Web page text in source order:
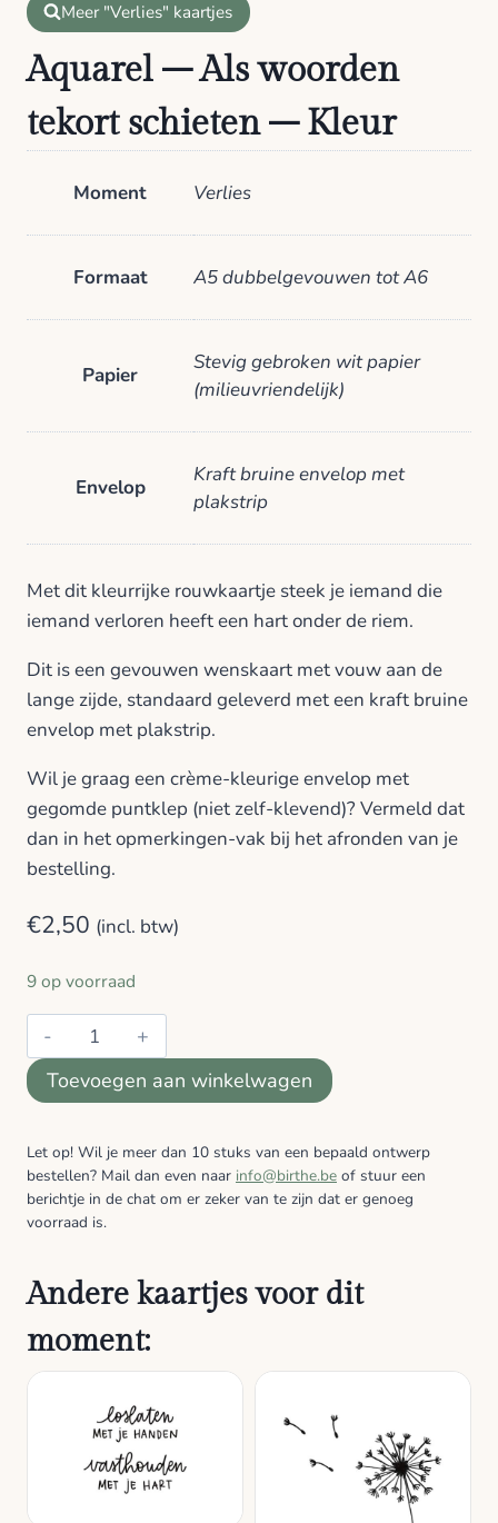
Meer "Verlies" kaartjes
Aquarel – Als woorden
tekort schieten – Kleur
Moment Verlies
Formaat A5 dubbelgevouwen tot A6
Papier
Stevig gebroken wit papier
(milieuvriendelijk)
Envelop
Kraft bruine envelop met
plakstrip
Met dit kleurrijke rouwkaartje steek je iemand die
iemand verloren heeft een hart onder de riem.
Dit is een gevouwen wenskaart met vouw aan de
lange zijde, standaard geleverd met een kraft bruine
envelop met plakstrip.
Wil je graag een crème-kleurige envelop met
gegomde puntklep (niet zelf-klevend)? Vermeld dat
dan in het opmerkingen-vak bij het afronden van je
bestelling.
€2,50 (incl. btw)
9 op voorraad
Aquarel
-
Als
tekort
schieten
-
Toevoegen aan winkelwagen
Let op! Wil je meer dan 10 stuks van een bepaald ontwerp
bestellen? Mail dan even naar info@birthe.be of stuur een
berichtje in de chat om er zeker van te zijn dat er genoeg
voorraad is.
Andere kaartjes voor dit
moment: